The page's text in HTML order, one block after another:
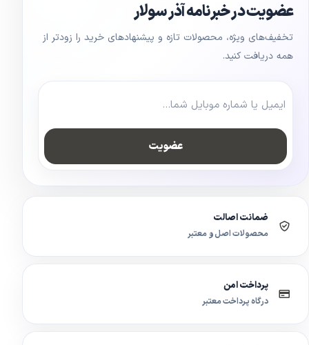
عضویت در خبرنامه آذر سولار
تخفیف‌های ویژه، محصولات تازه و پیشنهادهای خرید را زودتر از
همه دریافت کنید.
عضویت
ضمانت اصالت
محصولات اصل و معتبر
پرداخت امن
درگاه پرداخت معتبر